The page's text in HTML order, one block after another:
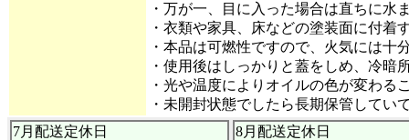
・万が一、目に入った場合は直ちに水
・衣類や家具、床などの塗装面に付
・本品は可燃性ですので、火気には十
・使用後はしっかりと蓋をしめ、冷暗
・光や温度によりオイルの色が変わ
・未開封状態でしたら長期保管してい
7月配送定休日
8月配送定休日